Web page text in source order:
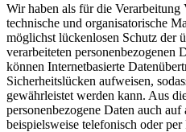
Wir haben als für die
technische und organisatorische
möglichst lückenlosen Schutz der
verarbeiteten personenbezogenen
können Internetbasierte
Sicherheitslücken aufweisen,
gewährleistet werden kann. Aus
personenbezogene Daten auch auf
beispielsweise telefonisch oder